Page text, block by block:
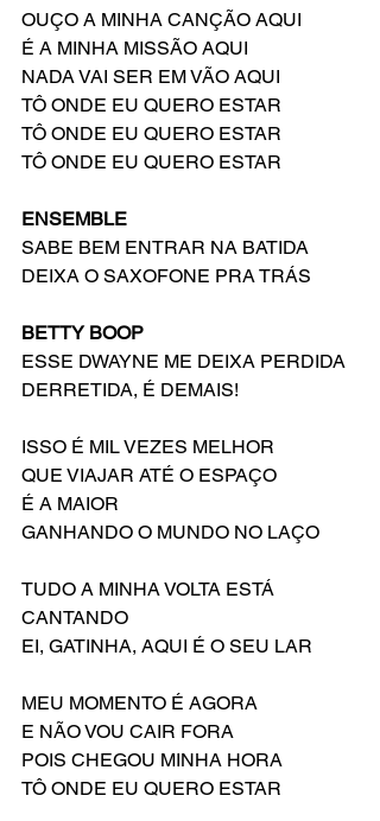
OUÇO A MINHA CANÇÃO AQUI
É A MINHA MISSÃO AQUI
NADA VAI SER EM VÃO AQUI
TÔ ONDE EU QUERO ESTAR
TÔ ONDE EU QUERO ESTAR
TÔ ONDE EU QUERO ESTAR
ENSEMBLE
SABE BEM ENTRAR NA BATIDA
DEIXA O SAXOFONE PRA TRÁS
BETTY BOOP
ESSE DWAYNE ME DEIXA PERDIDA
DERRETIDA, É DEMAIS!
ISSO É MIL VEZES MELHOR
QUE VIAJAR ATÉ O ESPAÇO
É A MAIOR
GANHANDO O MUNDO NO LAÇO
TUDO A MINHA VOLTA ESTÁ
CANTANDO
EI, GATINHA, AQUI É O SEU LAR
MEU MOMENTO É AGORA
E NÃO VOU CAIR FORA
POIS CHEGOU MINHA HORA
TÔ ONDE EU QUERO ESTAR